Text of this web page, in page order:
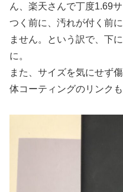
ん、楽天さんで丁度1.69
つく前に、汚れが付く前
ません。という訳で、下
に。
また、サイズを気にせず
体コーティングのリンク